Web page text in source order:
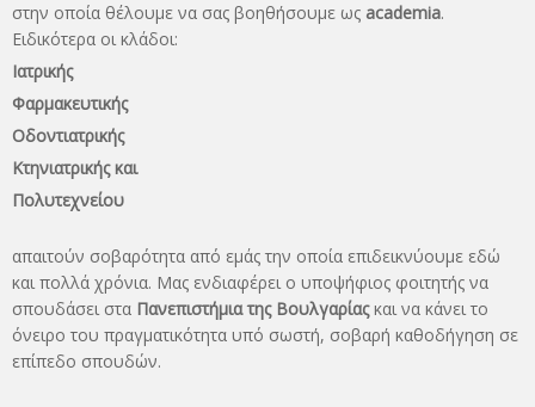
στην οποία θέλουμε να σας βοηθήσουμε ως academia.
Ειδικότερα οι κλάδοι:
Ιατρικής
Φαρμακευτικής
Οδοντιατρικής
Κτηνιατρικής και
Πολυτεχνείου
απαιτούν σοβαρότητα από εμάς την οποία επιδεικνύουμε εδώ
και πολλά χρόνια. Μας ενδιαφέρει ο υποψήφιος φοιτητής να
σπουδάσει στα Πανεπιστήμια της Βουλγαρίαςκαι να κάνει το
όνειρo του πραγματικότητα υπό σωστή, σοβαρή καθοδήγηση σε
επίπεδο σπουδών.